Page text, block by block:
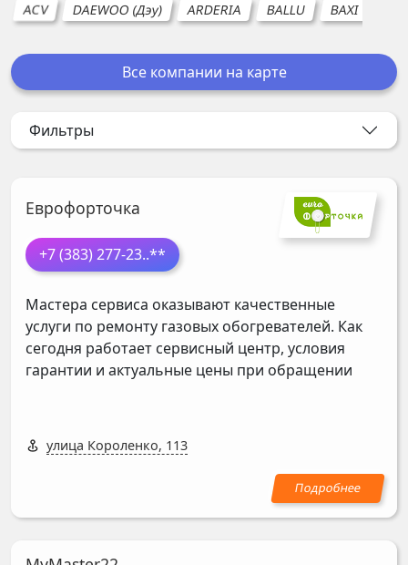
ACV DAEWOO (Дэу) ARDERIA BALLU BAXI
Все компании на карте
Фильтры
Еврофорточка
+7 (383) 277-23..**
Мастера сервиса оказывают качественные
услуги по ремонту газовых обогревателей. Как
сегодня работает сервисный центр, условия
гарантии и актуальные цены при обращении
улица Короленко, 113